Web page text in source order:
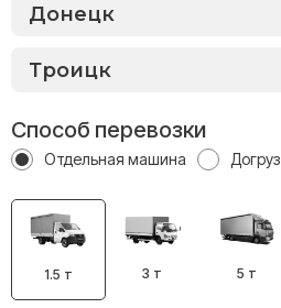
Способ перевозки
Отдельная машина Догруз
1.5 т 3 т 5 т